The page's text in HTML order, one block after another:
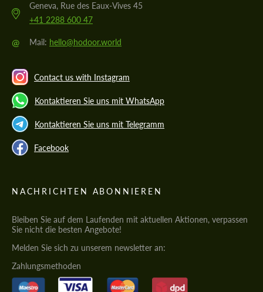
Geneva, Rue des Eaux-Vives 45
+41 2288 600 47
@ Mail: hello@hodoor.world
Contact us with Instagram
Kontaktieren Sie uns mit WhatsApp
Kontaktieren Sie uns mit Telegramm
Facebook
NACHRICHTEN ABONNIEREN
Bleiben Sie auf dem Laufenden mit aktuellen Aktionen, verpassen
Sie nicht die besten Angebote!
Melden Sie sich zu unserem newsletter an:
Zahlungsmethoden